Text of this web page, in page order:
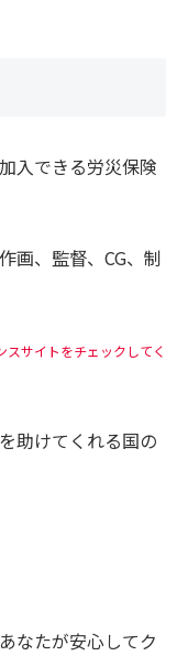
入できる労災保険
画、監督、CG、制
サイトをチェックしてく
助けてくれる国の
なたが安心してク